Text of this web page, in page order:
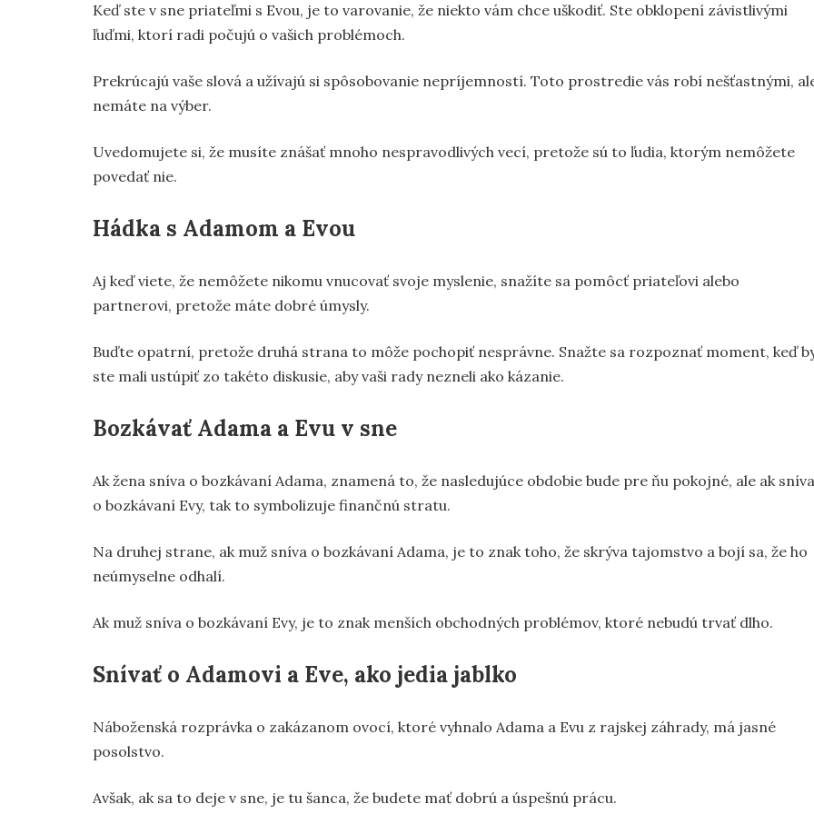
Keď ste v sne priateľmi s Evou, je to varovanie, že niekto vám chce uškodiť. Ste obklopení závistlivými
ľuďmi, ktorí radi počujú o vašich problémoch.
Prekrúcajú vaše slová a užívajú si spôsobovanie nepríjemností. Toto prostredie vás robí nešťastnými,
nemáte na výber.
Uvedomujete si, že musíte znášať mnoho nespravodlivých vecí, pretože sú to ľudia, ktorým nemôžete
povedať nie.
Hádka s Adamom a Evou
Aj keď viete, že nemôžete nikomu vnucovať svoje myslenie, snažíte sa pomôcť priateľovi alebo
partnerovi, pretože máte dobré úmysly.
Buďte opatrní, pretože druhá strana to môže pochopiť nesprávne. Snažte sa rozpoznať moment, keď
ste mali ustúpiť zo takéto diskusie, aby vaši rady nezneli ako kázanie.
Bozkávať Adama a Evu v sne
Ak žena sníva o bozkávaní Adama, znamená to, že nasledujúce obdobie bude pre ňu pokojné, ale ak sníva
o bozkávaní Evy, tak to symbolizuje finančnú stratu.
Na druhej strane, ak muž sníva o bozkávaní Adama, je to znak toho, že skrýva tajomstvo a bojí sa, že ho
neúmyselne odhalí.
Ak muž sníva o bozkávaní Evy, je to znak menších obchodných problémov, ktoré nebudú trvať dlho.
Snívať o Adamovi a Eve, ako jedia jablko
Náboženská rozprávka o zakázanom ovocí, ktoré vyhnalo Adama a Evu z rajskej záhrady, má jasné
posolstvo.
Avšak, ak sa to deje v sne, je tu šanca, že budete mať dobrú a úspešnú prácu.